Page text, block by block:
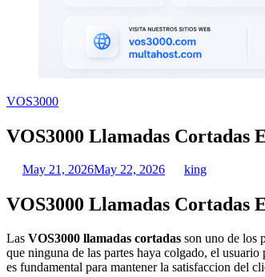
VOS3000
VOS3000 Llamadas Cortadas
May 21, 2026May 22, 2026 king
VOS3000 Llamadas Cortadas
Las VOS3000 llamadas cortadas son uno de los
que ninguna de las partes haya colgado, el
es fundamental para mantener la satisfaccion del